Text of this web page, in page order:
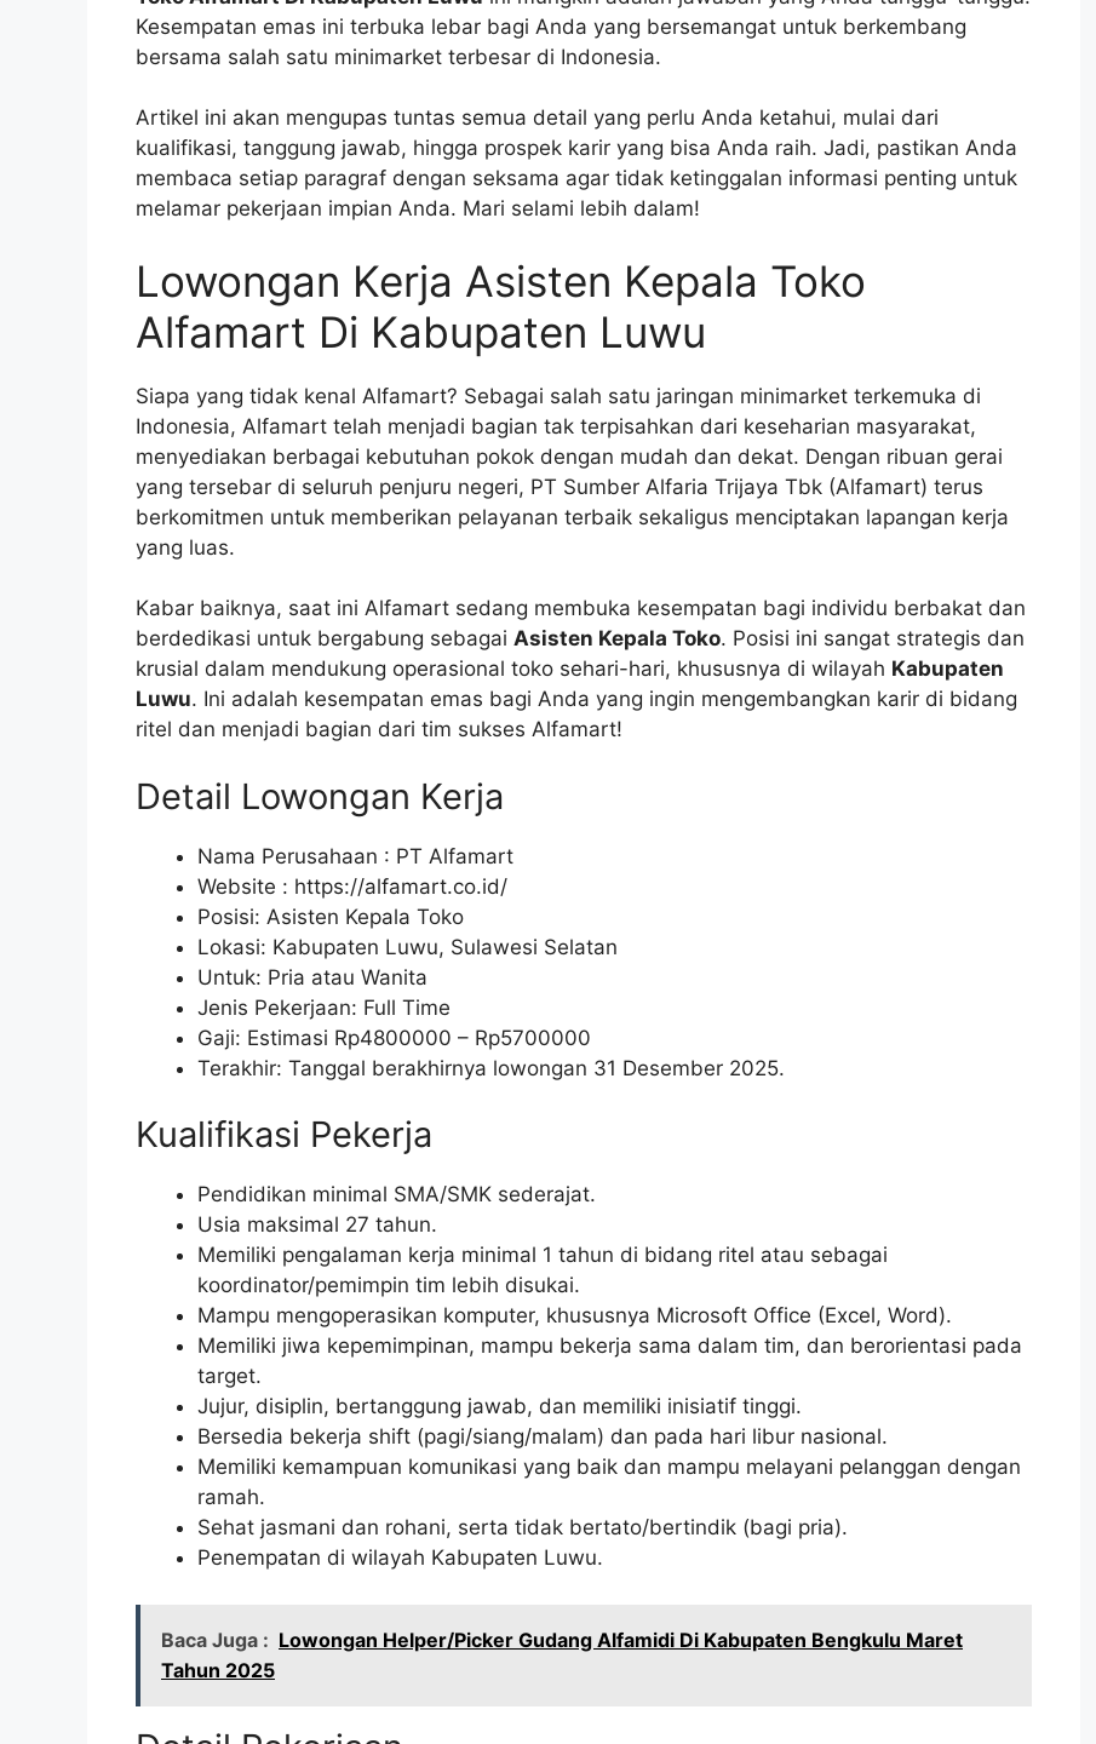
Kesempatan emas ini terbuka lebar bagi Anda yang bersemangat untuk berkembang
bersama salah satu minimarket terbesar di Indonesia.
Artikel ini akan mengupas tuntas semua detail yang perlu Anda ketahui, mulai dari
kualifikasi, tanggung jawab, hingga prospek karir yang bisa Anda raih. Jadi, pastikan Anda
membaca setiap paragraf dengan seksama agar tidak ketinggalan informasi penting untuk
melamar pekerjaan impian Anda. Mari selami lebih dalam!
Lowongan Kerja Asisten Kepala Toko
Alfamart Di Kabupaten Luwu
Siapa yang tidak kenal Alfamart? Sebagai salah satu jaringan minimarket terkemuka di
Indonesia, Alfamart telah menjadi bagian tak terpisahkan dari keseharian masyarakat,
menyediakan berbagai kebutuhan pokok dengan mudah dan dekat. Dengan ribuan gerai
yang tersebar di seluruh penjuru negeri, PT Sumber Alfaria Trijaya Tbk (Alfamart) terus
berkomitmen untuk memberikan pelayanan terbaik sekaligus menciptakan lapangan kerja
yang luas.
Kabar baiknya, saat ini Alfamart sedang membuka kesempatan bagi individu berbakat dan
berdedikasi untuk bergabung sebagai Asisten Kepala Toko. Posisi ini sangat strategis dan
krusial dalam mendukung operasional toko sehari-hari, khususnya di wilayah Kabupaten
Luwu. Ini adalah kesempatan emas bagi Anda yang ingin mengembangkan karir di bidang
ritel dan menjadi bagian dari tim sukses Alfamart!
Detail Lowongan Kerja
Nama Perusahaan : PT Alfamart
Website : https://alfamart.co.id/
Posisi: Asisten Kepala Toko
Lokasi: Kabupaten Luwu, Sulawesi Selatan
Untuk: Pria atau Wanita
Jenis Pekerjaan: Full Time
Gaji: Estimasi Rp4800000 – Rp5700000
Terakhir: Tanggal berakhirnya lowongan 31 Desember 2025.
Kualifikasi Pekerja
Pendidikan minimal SMA/SMK sederajat.
Usia maksimal 27 tahun.
Memiliki pengalaman kerja minimal 1 tahun di bidang ritel atau sebagai
koordinator/pemimpin tim lebih disukai.
Mampu mengoperasikan komputer, khususnya Microsoft Office (Excel, Word).
Memiliki jiwa kepemimpinan, mampu bekerja sama dalam tim, dan berorientasi pada
target.
Jujur, disiplin, bertanggung jawab, dan memiliki inisiatif tinggi.
Bersedia bekerja shift (pagi/siang/malam) dan pada hari libur nasional.
Memiliki kemampuan komunikasi yang baik dan mampu melayani pelanggan dengan
ramah.
Sehat jasmani dan rohani, serta tidak bertato/bertindik (bagi pria).
Penempatan di wilayah Kabupaten Luwu.
Baca Juga : Lowongan Helper/Picker Gudang Alfamidi Di Kabupaten Bengkulu Maret
Tahun 2025